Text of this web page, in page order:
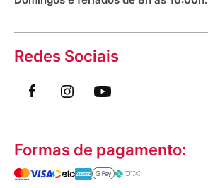
Redes Sociais
Formas de pagamento: